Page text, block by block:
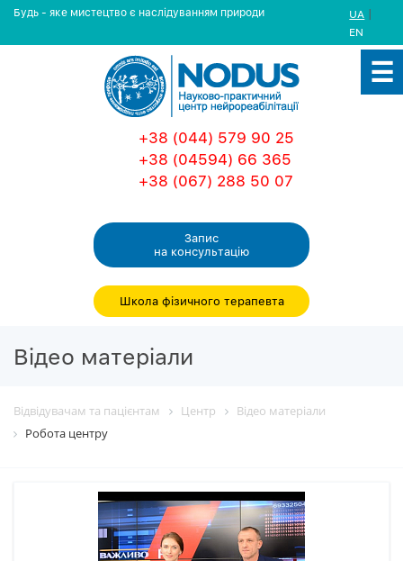
Будь - яке мистецтво є наслідуванням природи UA |
EN
+38 (044) 579 90 25
+38 (04594) 66 365
+38 (067) 288 50 07
Запис
на консультацiю
Школа фізичного терапевта
Вiдео матерiали
Відвідувачам та пацієнтам Центр
Вiдео матерiали
Робота центру